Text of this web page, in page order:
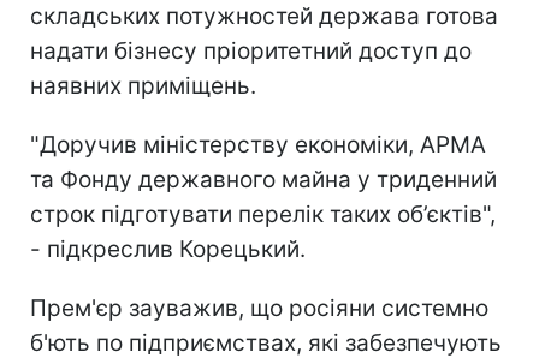
складських потужностей держава готова
надати бізнесу пріоритетний доступ до
наявних приміщень.
"Доручив міністерству економіки, АРМА
та Фонду державного майна у триденний
строк підготувати перелік таких об’єктів",
- підкреслив Корецький.
Прем'єр зауважив, що росіяни системно
б'ють по підприємствах, які забезпечують